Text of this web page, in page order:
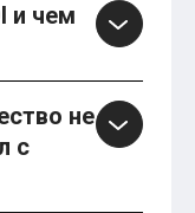
и чем
не
с